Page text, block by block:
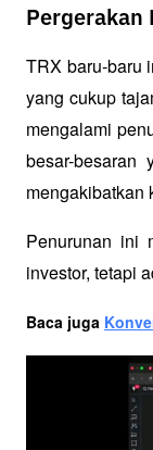
Pergerakan
TRX baru-baru
yang cukup
mengalami
besar-
mengakibatkan
Penurunan ini
investor, tetapi
Baca juga